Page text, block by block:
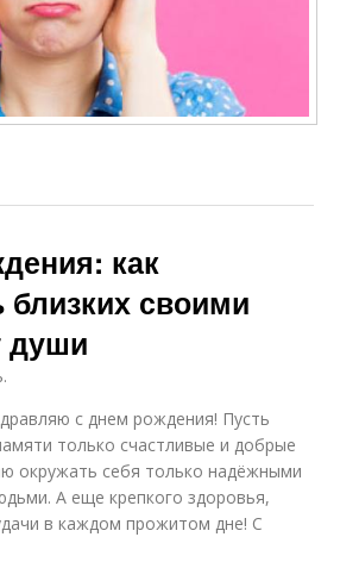
как
близких своими
души
с днем рождения! Пусть
только счастливые и добрые
окружать себя только надёжными
А еще крепкого здоровья,
в каждом прожитом дне! С